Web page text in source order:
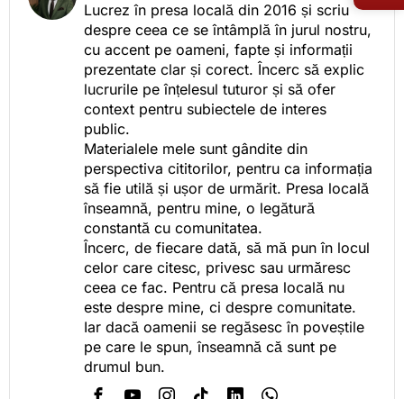
Lucrez în presa locală din 2016 și scriu
despre ceea ce se întâmplă în jurul nostru,
cu accent pe oameni, fapte și informații
prezentate clar și corect. Încerc să explic
lucrurile pe înțelesul tuturor și să ofer
context pentru subiectele de interes
public.
Materialele mele sunt gândite din
perspectiva cititorilor, pentru ca informația
să fie utilă și ușor de urmărit. Presa locală
înseamnă, pentru mine, o legătură
constantă cu comunitatea.
Încerc, de fiecare dată, să mă pun în locul
celor care citesc, privesc sau urmăresc
ceea ce fac. Pentru că presa locală nu
este despre mine, ci despre comunitate.
Iar dacă oamenii se regăsesc în poveștile
pe care le spun, înseamnă că sunt pe
drumul bun.